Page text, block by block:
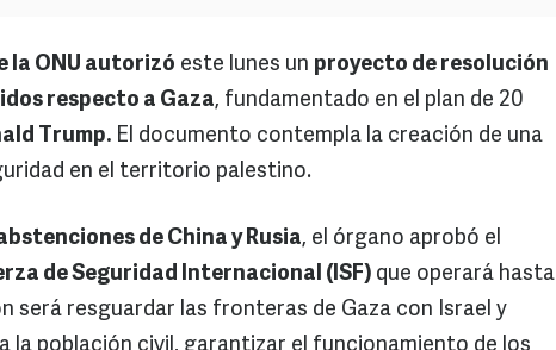
la ONU autorizó este lunes un proyecto de resolución
respecto a Gaza, fundamentado en el plan de 20
Trump. El documento contempla la creación de una
en el territorio palestino.
de China y Rusia, el órgano aprobó el
de Seguridad Internacional (ISF) que operará hasta
será resguardar las fronteras de Gaza con Israel y